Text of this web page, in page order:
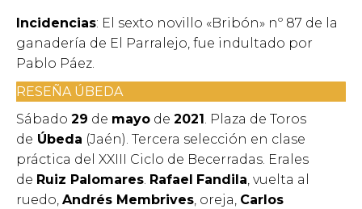
Incidencias: El sexto novillo «Bribón» nº 87 de la
ganadería de El Parralejo, fue indultado por
Pablo Páez.
RESEÑA ÚBEDA
Sábado 29 de mayo de 2021 . Plaza de Toros
de Úbeda (Jaén). Tercera selección en clase
práctica del XXIII Ciclo de Becerradas. Erales
de Ruiz Palomares. Rafael Fandila, vuelta al
ruedo, Andrés Membrives, oreja, Carlos